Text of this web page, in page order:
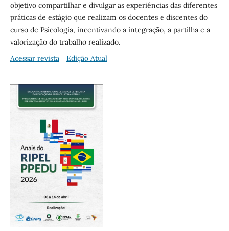
objetivo compartilhar e divulgar as experiências das diferentes
práticas de estágio que realizam os docentes e discentes do
curso de Psicologia, incentivando a integração, a partilha e a
valorização do trabalho realizado.
Acessar revista
Edição Atual